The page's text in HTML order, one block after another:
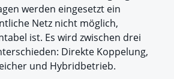
werden eingesetzt ein
Netz nicht möglich,
ist. Es wird zwischen drei
Direkte Koppelung,
und Hybridbetrieb.